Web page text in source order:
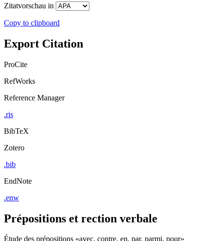
Zitatvorschau in
Copy to clipboard
Export Citation
ProCite
RefWorks
Reference Manager
.ris
BibTeX
Zotero
.bib
EndNote
.enw
Prépositions et rection verbale
Étude des prépositions «avec, contre, en, par, parmi, pour»